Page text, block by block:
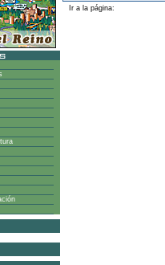
Ir a la página: